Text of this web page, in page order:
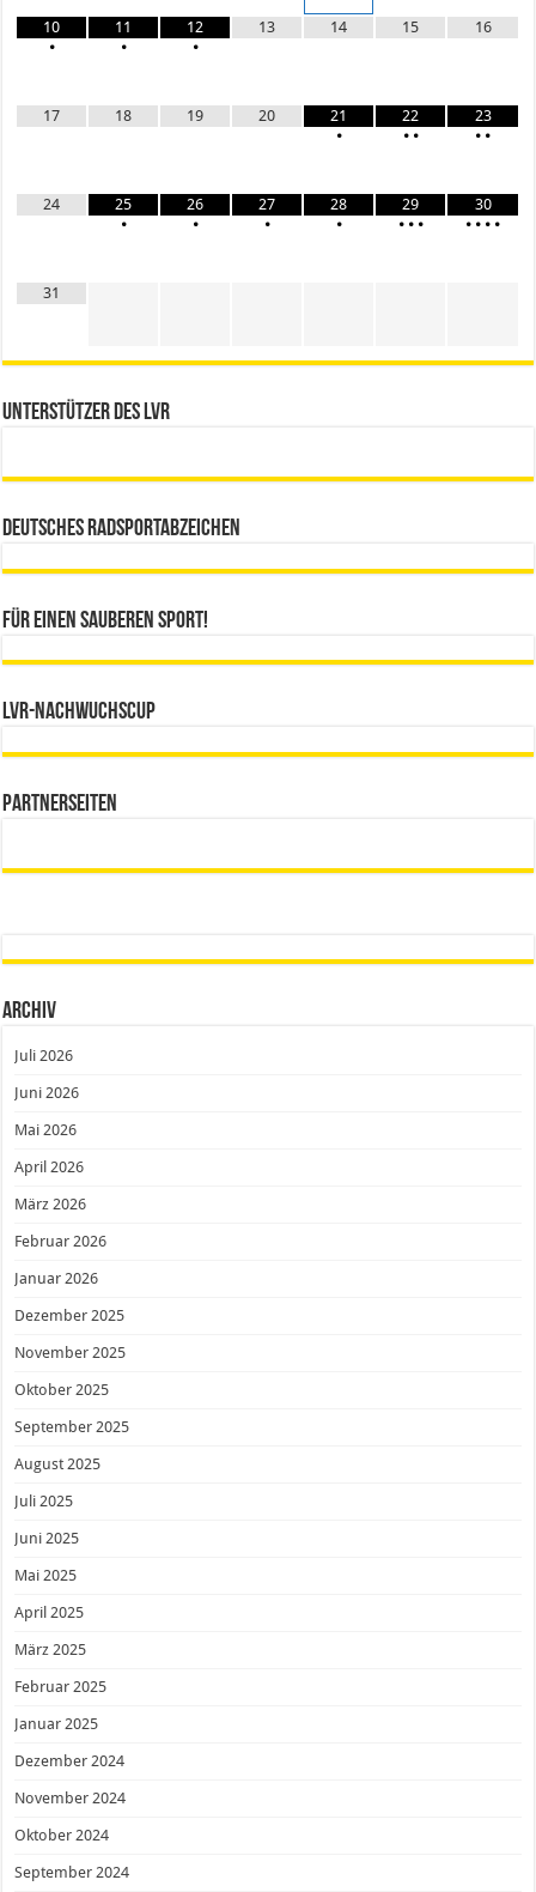
10
•
11
•
12
•
13 14 15 16
17 18 19 20
21
•
22
• •
23
• •
24
25
•
26
•
27
•
28
•
29
• • •
30
• • • •
31
Unterstützer des LVR
Deutsches Radsportabzeichen
Für einen sauberen Sport!
LVR-Nachwuchscup
Partnerseiten
Archiv
Juli 2026
Juni 2026
Mai 2026
April 2026
März 2026
Februar 2026
Januar 2026
Dezember 2025
November 2025
Oktober 2025
September 2025
August 2025
Juli 2025
Juni 2025
Mai 2025
April 2025
März 2025
Februar 2025
Januar 2025
Dezember 2024
November 2024
Oktober 2024
September 2024